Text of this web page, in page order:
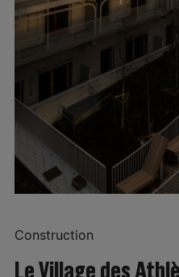
Construction
Le Village des